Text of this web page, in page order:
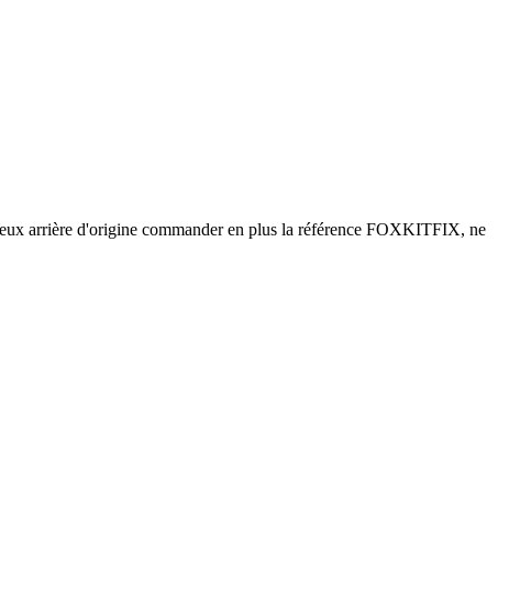
arrière d'origine commander en plus la référence FOXKITFIX, ne